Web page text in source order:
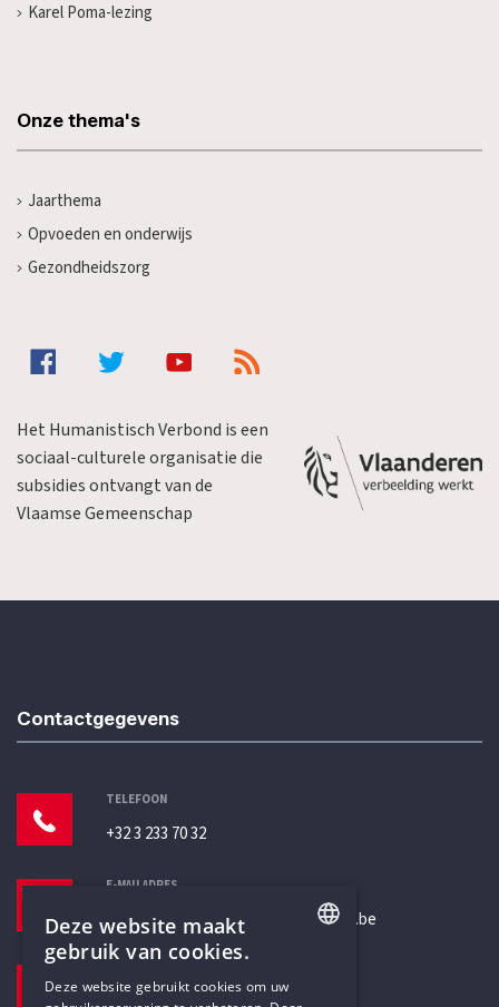
Karel Poma-lezing
Onze thema's
Jaarthema
Opvoeden en onderwijs
Gezondheidszorg
Het Humanistisch Verbond is een
sociaal-culturele organisatie die
subsidies ontvangt van de
Vlaamse Gemeenschap
Contactgegevens
TELEFOON
+32 3 233 70 32
E-MAILADRES
secretariaat@humanistischverbond.be
Deze website maakt
gebruik van cookies.
Deze website gebruikt cookies om uw